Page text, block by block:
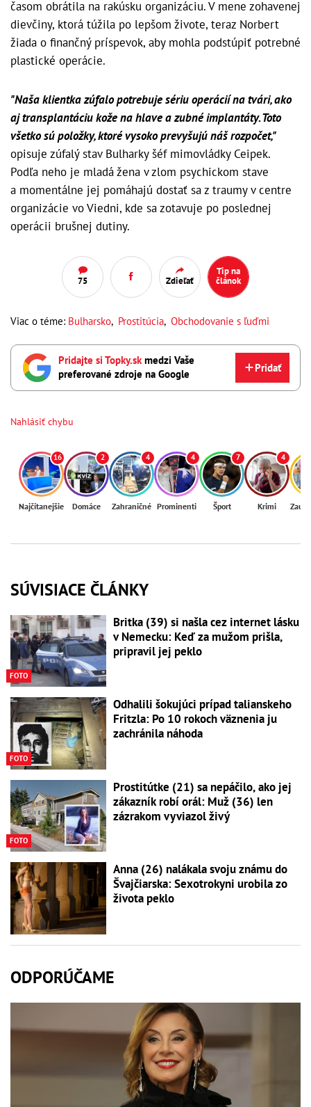
časom obrátila na rakúsku organizáciu. V mene zohavenej
dievčiny, ktorá túžila po lepšom živote, teraz Norbert
žiada o finančný príspevok, aby mohla podstúpiť potrebné
plastické operácie.
"Naša klientka zúfalo potrebuje sériu operácií na tvári, ako
aj transplantáciu kože na hlave a zubné implantáty. Toto
všetko sú položky, ktoré vysoko prevyšujú náš rozpočet,"
opisuje zúfalý stav Bulharky šéf mimovládky Ceipek.
Podľa neho je mladá žena v zlom psychickom stave
a momentálne jej pomáhajú dostať sa z traumy v centre
organizácie vo Viedni, kde sa zotavuje po poslednej
operácii brušnej dutiny.
75 Zdieľať
Tip na
článok
Viac o téme: Bulharsko, Prostitúcia, Obchodovanie s ľuďmi
Pridajte si Topky.skmedzi Vaše
preferované zdroje na Google
Pridať
Nahlásiť chybu
16
Najčítanejšie
2
Domáce
4
Zahraničné
4
Prominenti
7
Šport
4
Krimi
SÚVISIACE ČLÁNKY
FOTO
Britka (39) si našla cez internet lásku
v Nemecku: Keď za mužom prišla,
pripravil jej peklo
FOTO
Odhalili šokujúci prípad talianskeho
Fritzla: Po 10 rokoch väznenia ju
zachránila náhoda
FOTO
Prostitútke (21) sa nepáčilo, ako jej
zákazník robí orál: Muž (36) len
zázrakom vyviazol živý
Anna (26) nalákala svoju známu do
Švajčiarska: Sexotrokyni urobila zo
života peklo
ODPORÚČAME